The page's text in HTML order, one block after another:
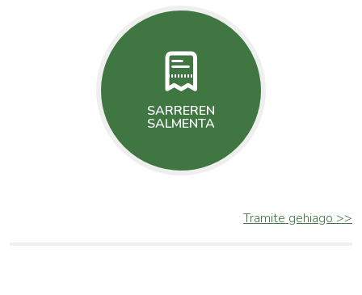
SARREREN
SALMENTA
Tramite gehiago >>